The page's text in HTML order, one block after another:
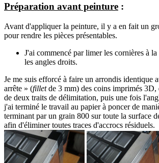
Préparation avant peinture :
Avant d'appliquer la peinture, il y a en fait un
pour rendre les pièces présentables.
J'ai commencé par limer les cornières à
les angles droits.
Je me suis efforcé à faire un arrondis identique
arrête » (filletde 3 mm) des coins imprimés 3D,
de deux traits de délimitation, puis une fois
j'ai terminé le travail au papier à poncer de
terminant par un grain 800 sur toute la surface
afin d'éliminer toutes traces d'accrocs résiduels.